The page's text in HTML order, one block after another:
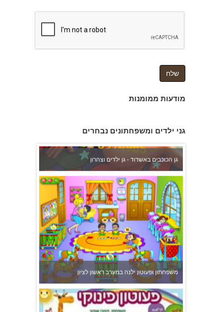
מודעות ממומנות
גני ילדים ומשפחתונים נבחרים
גן הכוכבים באשדוד - גן ילדים וצהרון
משפחתון ופעוטון ילנה במערב ראשון לציון